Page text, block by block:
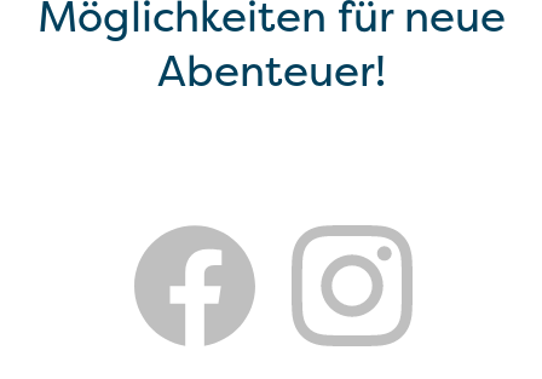
Möglichkeiten für neue
Abenteuer!